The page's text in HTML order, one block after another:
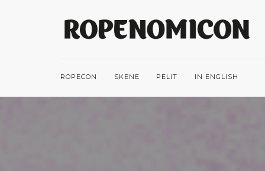
ROPECON SKENE PELIT IN ENGLISH